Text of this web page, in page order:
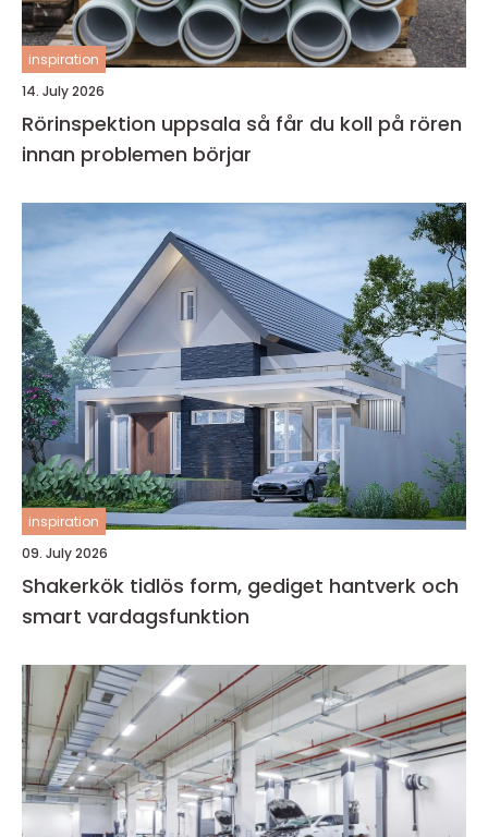
inspiration
14. July 2026
Rörinspektion uppsala så får du koll på rören
innan problemen börjar
inspiration
09. July 2026
Shakerkök tidlös form, gediget hantverk och
smart vardagsfunktion